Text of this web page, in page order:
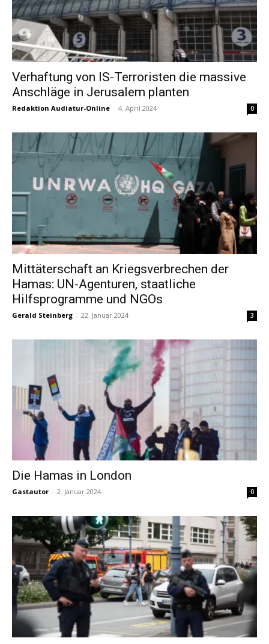
Verhaftung von IS-Terroristen die massive
Anschläge in Jerusalem planten
Redaktion Audiatur-Online - 4. April 2024 0
Mittäterschaft an Kriegsverbrechen der
Hamas: UN-Agenturen, staatliche
Hilfsprogramme und NGOs
Gerald Steinberg - 22. Januar 2024 3
Die Hamas in London
Gastautor - 2. Januar 2024 0